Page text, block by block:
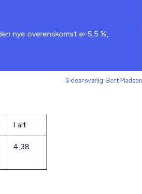
nye overenskomst er 5,5 %,
Sideansvarlig: Bent Madsen
I alt
4,38